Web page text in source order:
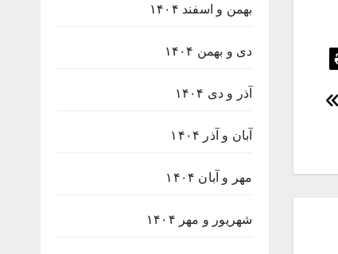
بهمن و اسفند ۱۴۰۴
دی و بهمن ۱۴۰۴
آذر و دی ۱۴۰۴
آبان و آذر ۱۴۰۴
مهر و آبان ۱۴۰۴
شهریور و مهر ۱۴۰۴